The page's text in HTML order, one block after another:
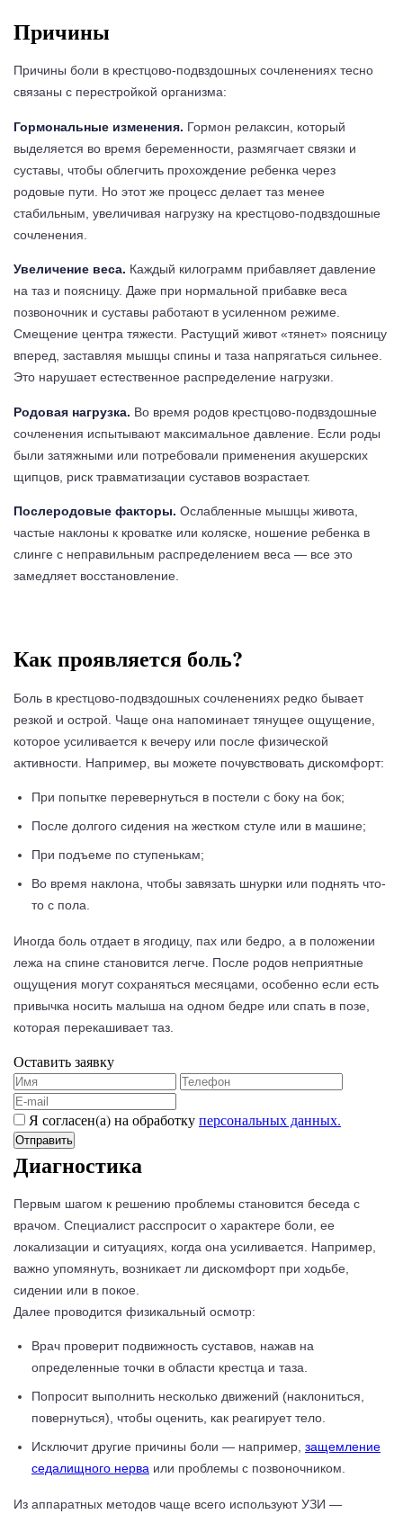
Причины
Причины боли в крестцово-подвздошных сочленениях тесно
связаны с перестройкой организма:
Гормональные изменения. Гормон релаксин, который
выделяется во время беременности, размягчает связки и
суставы, чтобы облегчить прохождение ребенка через
родовые пути. Но этот же процесс делает таз менее
стабильным, увеличивая нагрузку на крестцово-подвздошные
сочленения.
Увеличение веса. Каждый килограмм прибавляет давление
на таз и поясницу. Даже при нормальной прибавке веса
позвоночник и суставы работают в усиленном режиме.
Смещение центра тяжести. Растущий живот «тянет» поясницу
вперед, заставляя мышцы спины и таза напрягаться сильнее.
Это нарушает естественное распределение нагрузки.
Родовая нагрузка. Во время родов крестцово-подвздошные
сочленения испытывают максимальное давление. Если роды
были затяжными или потребовали применения акушерских
щипцов, риск травматизации суставов возрастает.
Послеродовые факторы. Ослабленные мышцы живота,
частые наклоны к кроватке или коляске, ношение ребенка в
слинге с неправильным распределением веса — все это
замедляет восстановление.
Как проявляется боль?
Боль в крестцово-подвздошных сочленениях редко бывает
резкой и острой. Чаще она напоминает тянущее ощущение,
которое усиливается к вечеру или после физической
активности. Например, вы можете почувствовать дискомфорт:
При попытке перевернуться в постели с боку на бок;
После долгого сидения на жестком стуле или в машине;
При подъеме по ступенькам;
Во время наклона, чтобы завязать шнурки или поднять что-
то с пола.
Иногда боль отдает в ягодицу, пах или бедро, а в положении
лежа на спине становится легче. После родов неприятные
ощущения могут сохраняться месяцами, особенно если есть
привычка носить малыша на одном бедре или спать в позе,
которая перекашивает таз.
Оставить заявку
Я согласен(а) на обработкуперсональных данных.
Диагностика
Первым шагом к решению проблемы становится беседа с
врачом. Специалист расспросит о характере боли, ее
локализации и ситуациях, когда она усиливается. Например,
важно упомянуть, возникает ли дискомфорт при ходьбе,
сидении или в покое.
Далее проводится физикальный осмотр:
Врач проверит подвижность суставов, нажав на
определенные точки в области крестца и таза.
Попросит выполнить несколько движений (наклониться,
повернуться), чтобы оценить, как реагирует тело.
Исключит другие причины боли — например, защемление
седалищного нерва или проблемы с позвоночником.
Из аппаратных методов чаще всего используют УЗИ —